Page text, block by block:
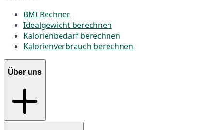
BMI Rechner
Idealgewicht berechnen
Kalorienbedarf berechnen
Kalorienverbrauch berechnen
Über uns